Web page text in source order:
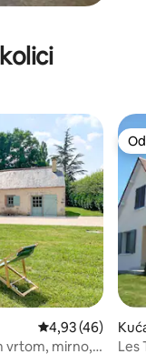
Prosječna
4,93 (46)
vrtom, mirno,
Les